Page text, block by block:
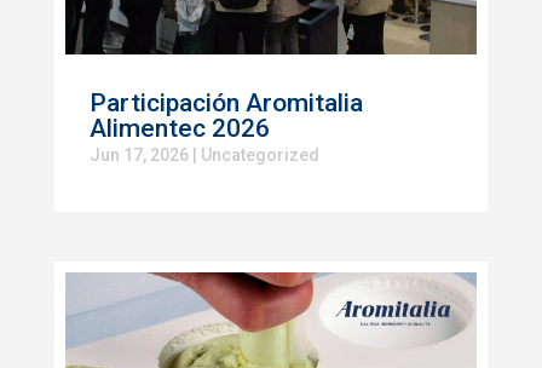
Participación Aromitalia
Alimentec 2026
Jun 17, 2026| Uncategorized